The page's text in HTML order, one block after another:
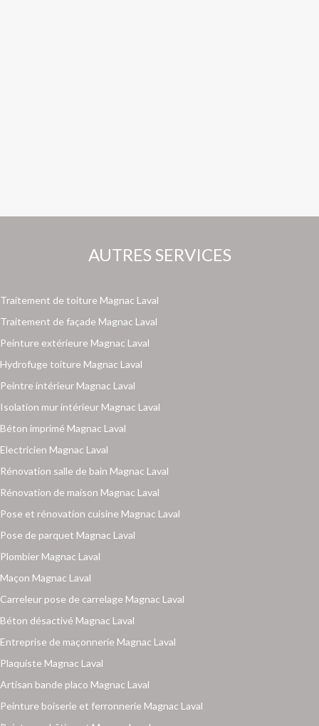
AUTRES SERVICES
Traitement de toiture Magnac Laval
Traitement de façade Magnac Laval
Peinture extérieure Magnac Laval
Hydrofuge toiture Magnac Laval
Peintre intérieur Magnac Laval
Isolation mur intérieur Magnac Laval
Béton imprimé Magnac Laval
Electricien Magnac Laval
Rénovation salle de bain Magnac Laval
Rénovation de maison Magnac Laval
Pose et rénovation cuisine Magnac Laval
Pose de parquet Magnac Laval
Plombier Magnac Laval
Maçon Magnac Laval
Carreleur pose de carrelage Magnac Laval
Béton désactivé Magnac Laval
Entreprise de maçonnerie Magnac Laval
Plaquiste Magnac Laval
Artisan bande placo Magnac Laval
Peinture boiserie et ferronnerie Magnac Laval